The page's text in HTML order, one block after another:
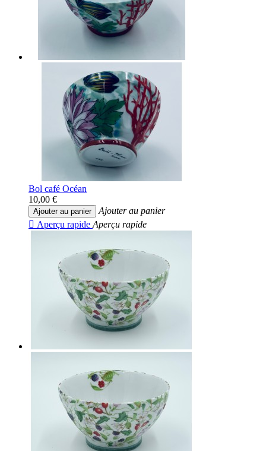
Bol café Océan
10,00 €
Ajouter au panier
Ajouter au panier
 Aperçu rapide Aperçu rapide